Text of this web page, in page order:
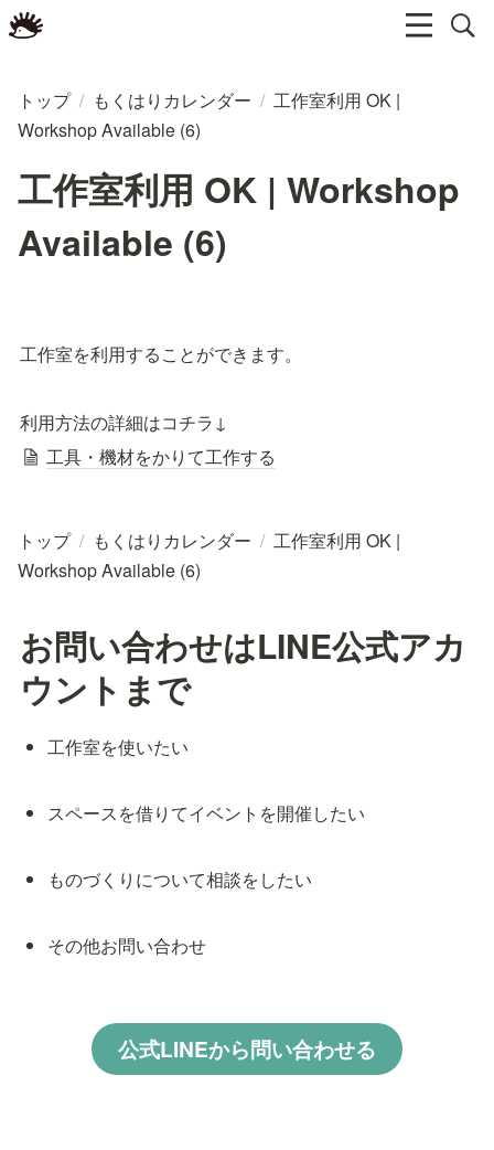
トップ / もくはりカレンダー / 工作室利用 OK |
Workshop Available (6)
工作室利用 OK | Workshop
Available (6)
工作室を利用することができます。
利用方法の詳細はコチラ↓
工具・機材をかりて工作する
トップ / もくはりカレンダー / 工作室利用 OK |
Workshop Available (6)
お問い合わせはLINE公式アカ
ウントまで
工作室を使いたい
スペースを借りてイベントを開催したい
ものづくりについて相談をしたい
その他お問い合わせ
公式LINEから問い合わせる